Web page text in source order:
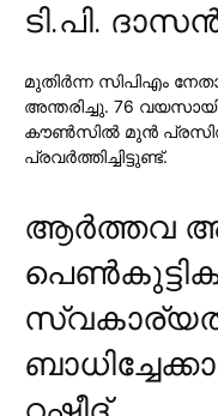
ടി.പി.
മുതിര്‍ന്ന സിപിഎം
അന്തരിച്ചു. 76
കൗണ്‍സില്‍ മുന്‍
പ്രവര്‍ത്തിച്ചിട്ടുണ്ട്.
ആര്‍ത്തവ